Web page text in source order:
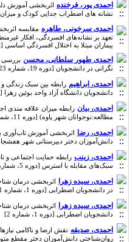
احمدی پور، فرخنده اثربخشی آموزش
نشانه های اضطراب جدایی کودک و میزان
احمدی سرخونی، طاهره مقایسه‌
تعهد بر نشانه‌های افسردگی، افکار
بیماران مبتلا به اختلال افسردگی اساسی [دوره 25،
احمدی طهور سلطانی، محسن بررسی
نگرانی در دانشجویان [دوره 19، شماره 23]
احمدی، ابراهیم رابطه بین سبک زندگی و
دانشجویان دانشگاه آزاد واحد بوئین زهرا [دوره 8،
احمدی، بیان رابطه میزان علاقه مندی
مطالعه:نوجوانان شهر پاوه) [دوره 11، شماره 15]
احمدی، رضا اثربخشی آموزش تاب‌آوری
دانش‌آموزان دختر دبیرستانی شهر هفشجان [دوره 25،
احمدی، زینب رابطه حمایت اجتماعی و
سبک‌های مقابله با استرس [دوره 5، شماره 9]
احمدی، سیده زهرا اثربخشی درمان
در دانشجویان اضطرابی [دوره 1، شماره 1]
احمدی، سیده زهرا اثربخشی درمان
دانشجویان اضطرابی [دوره 1، شماره 2]
احمدی، صدیقه نقش ارضا و ناکامی نیازهای
روان‌شناختی دانش‌آموزان دختر مقطع متوسطه منطقه 13 شهر تهران